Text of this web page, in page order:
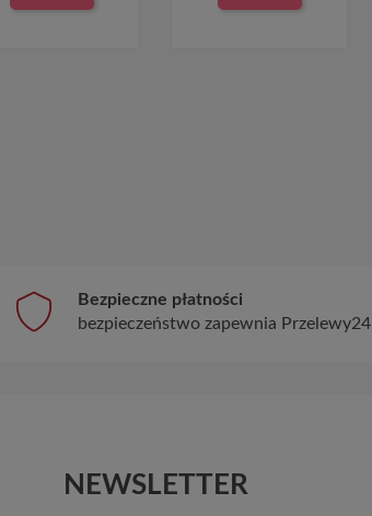
Bezpieczne płatności
bezpieczeństwo zapewnia Przelewy24
NEWSLETTER